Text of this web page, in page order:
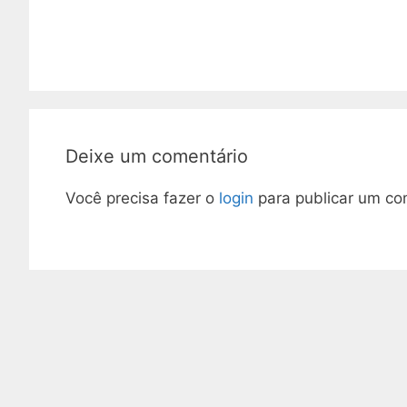
Deixe um comentário
Você precisa fazer o login para publicar um